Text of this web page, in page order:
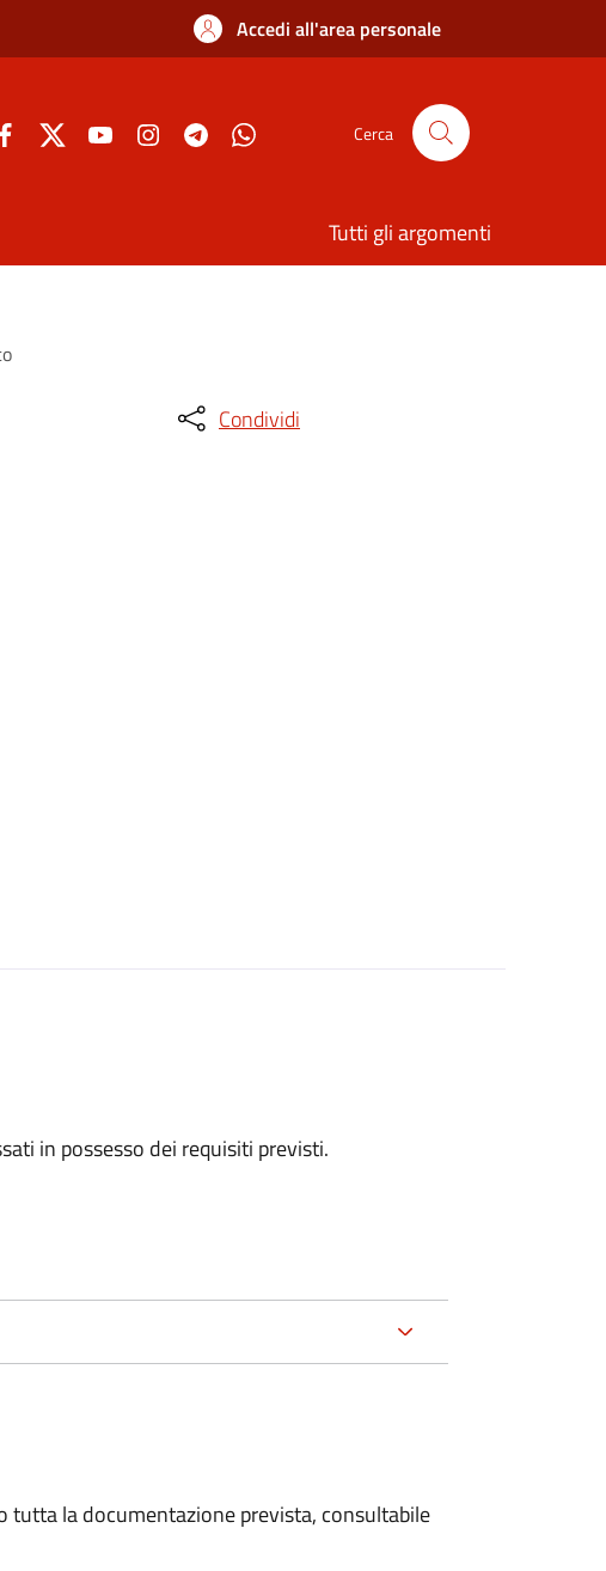
Accedi all'area personale
Cerca
Tutti gli argomenti
Condividi
in possesso dei requisiti previsti.
tutta la documentazione prevista, consultabile